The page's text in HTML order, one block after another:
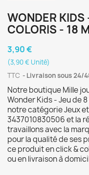
WONDER KIDS
COLORIS - 18
3,90 €
(3,90 € Unité)
TTC
Livraison sous 24/
Notre boutique Mille
Wonder Kids - Jeu de
notre catégorie Jeux
3437010830506 et la
travaillons avec la
pour la qualité de ses
ce produit en click &
ou en livraison à